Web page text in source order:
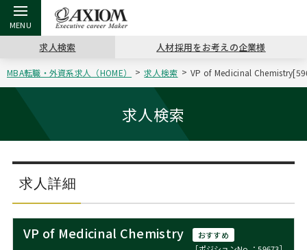
戻る
アクシアムの特長
戻る
コンサ
サービス案内
戻る
キャリ
コンサルタントの紹介
戻る
キャリア支援 TOP
キャリアデザイン講座
（最新求人市場動向）
戻る
MBAの
おわり
ステージ別アドバイス
MBAの転職事例
戻る
日本か
戻る
転職ツール TOP
英文レジュメの書き方
戻る
パワー
職務経歴書の書き方
戻る
転職コラム TOP
“展”職相談室
転職市場の明日をよめ
戻る
イベント・セミナー TOP
ジョブフェア
キャリアデザインセミナー
戻る
会社概要 TOP
沿革
主なクライアント
求人検索 人材採用をお考えの企業様
MBA転職・外資系求人（HOME） 求人検索 VP of Medicinal
求人検索
求人詳細
VP of Medicinal Chemistry
おすすめ